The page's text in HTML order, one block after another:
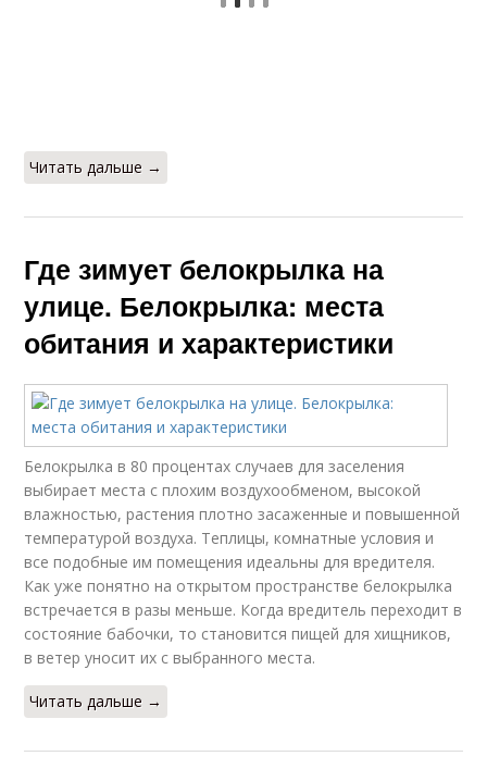
Читать дальше →
Где зимует белокрылка на
улице. Белокрылка: места
обитания и характеристики
Белокрылка в 80 процентах случаев для заселения
выбирает места с плохим воздухообменом, высокой
влажностью, растения плотно засаженные и повышенной
температурой воздуха. Теплицы, комнатные условия и
все подобные им помещения идеальны для вредителя.
Как уже понятно на открытом пространстве белокрылка
встречается в разы меньше. Когда вредитель переходит в
состояние бабочки, то становится пищей для хищников,
в ветер уносит их с выбранного места.
Читать дальше →